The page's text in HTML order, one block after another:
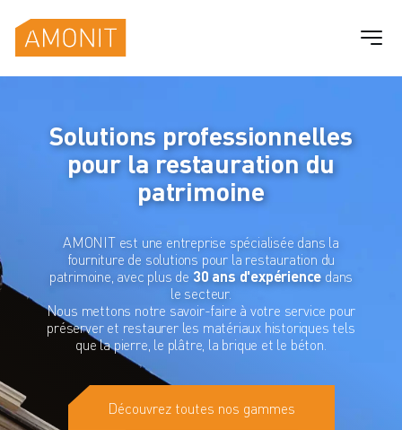
contenu
Solutions professionnelles
pour la restauration du
patrimoine
AMONIT est une entreprise spécialisée dans la
fourniture de solutions pour la restauration du
patrimoine, avec plus de 30 ans d'expérience dans
le secteur.
Nous mettons notre savoir-faire à votre service pour
préserver et restaurer les matériaux historiques tels
que la pierre, le plâtre, la brique et le béton.
Découvrez toutes nos gammes